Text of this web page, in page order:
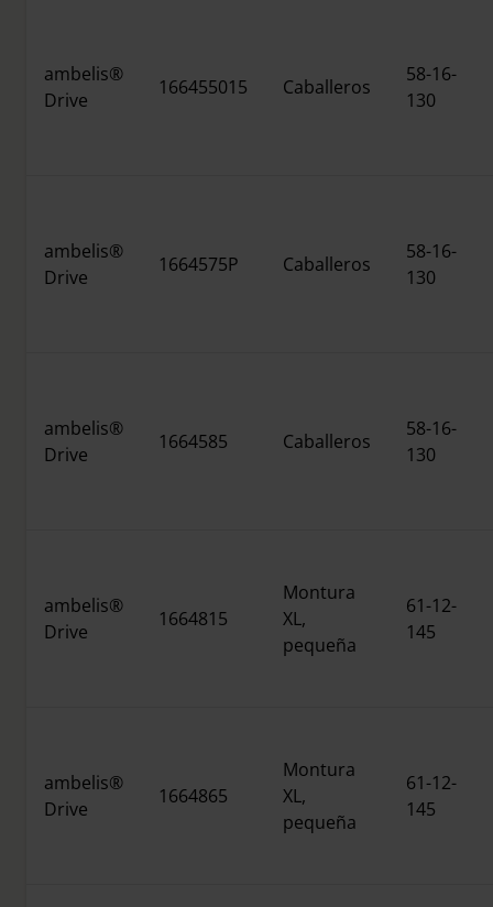
ambelis®
Drive
166455015 Caballeros
58-16-
130
ambelis®
Drive
1664575P Caballeros
58-16-
130
ambelis®
Drive
1664585 Caballeros
58-16-
130
ambelis®
Drive
1664815
Montura
XL,
pequeña
61-12-
145
ambelis®
Drive
1664865
Montura
XL,
pequeña
61-12-
145